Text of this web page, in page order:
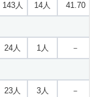
143人 14人 41.70
24人 1人 －
23人 3人 －